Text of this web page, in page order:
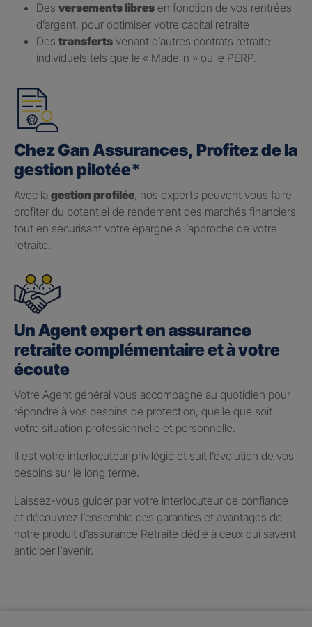
Des versements libres en fonction de vos rentrées
d’argent, pour optimiser votre capital retraite
Des transferts venant d’autres contrats retraite
individuels tels que le « Madelin » ou le PERP.
Chez Gan Assurances, Profitez de la
gestion pilotée*
Avec la gestion profilée, nos experts peuvent vous faire
profiter du potentiel de rendement des marchés financiers
tout en sécurisant votre épargne à l’approche de votre
retraite.
Un Agent expert en assurance
retraite complémentaire et à votre
écoute
Votre Agent général vous accompagne au quotidien pour
répondre à vos besoins de protection, quelle que soit
votre situation professionnelle et personnelle.
Il est votre interlocuteur privilégié et suit l’évolution de vos
besoins sur le long terme.
Laissez-vous guider par votre interlocuteur de confiance
et découvrez l’ensemble des garanties et avantages de
notre produit d’assurance Retraite dédié à ceux qui savent
anticiper l’avenir.